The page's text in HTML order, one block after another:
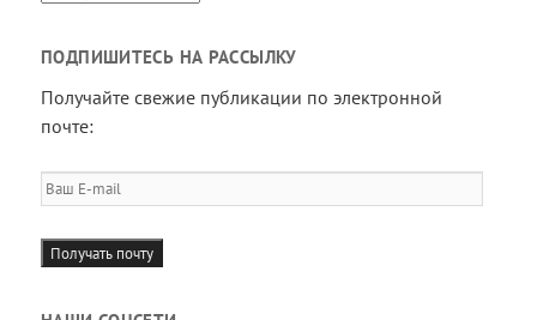
ПОДПИШИТЕСЬ НА РАССЫЛКУ
Получайте свежие публикации по электронной
почте:
Ваш
E-
mail
Получать почту